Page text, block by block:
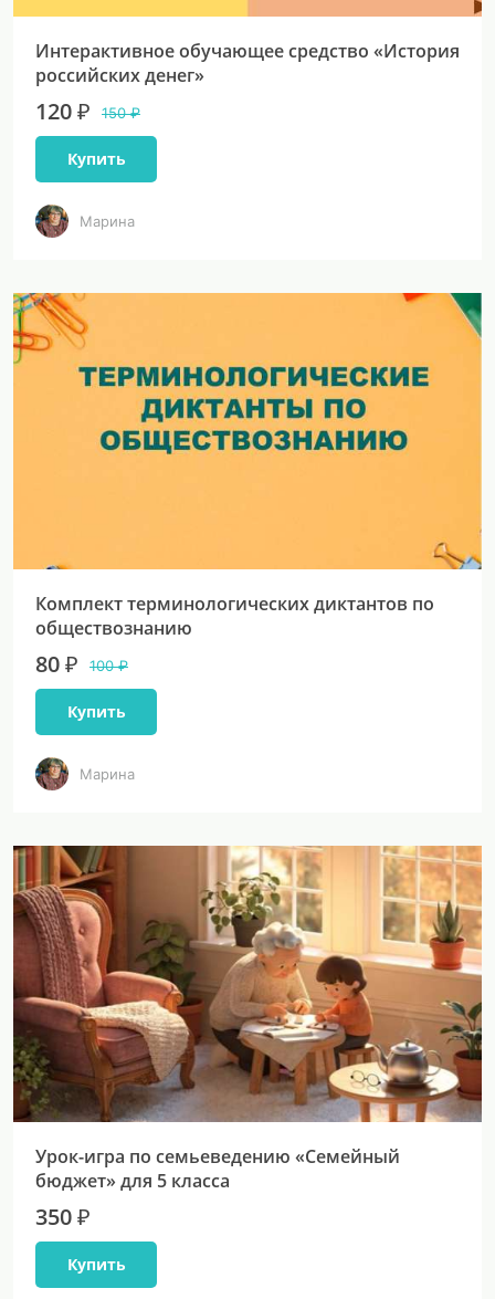
Интерактивное обучающее средство «История
российских денег»
120 ₽ 150 ₽
Купить
Марина
Комплект терминологических диктантов по
обществознанию
80 ₽ 100 ₽
Купить
Марина
Урок-игра по семьеведению «Семейный
бюджет» для 5 класса
350 ₽
Купить